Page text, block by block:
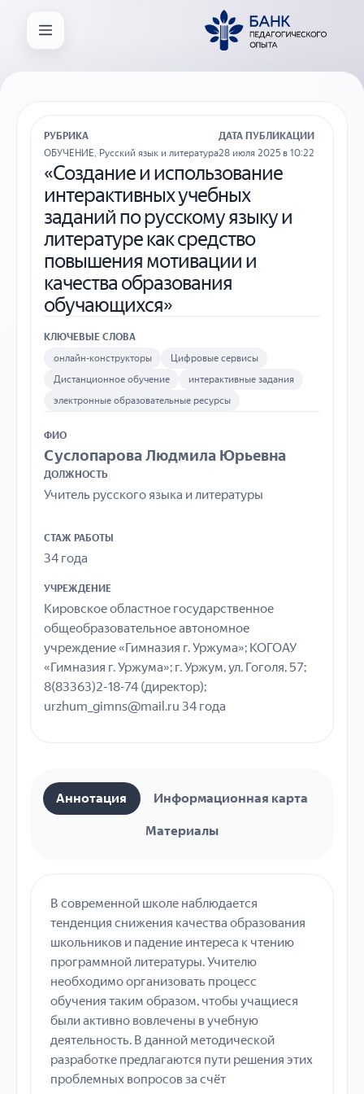
ФИО
Суслопарова Людмила Юрьевна
ДОЛЖНОСТЬ
Учитель русского языка и литературы
СТАЖ РАБОТЫ
34 года
УЧРЕЖДЕНИЕ
Кировское областное государственное
общеобразовательное автономное
учреждение «Гимназия г. Уржума»; КОГОАУ
«Гимназия г. Уржума»; г. Уржум, ул. Гоголя, 57;
8(83363)2-18-74 (директор);
urzhum_gimns@mail.ru 34 года
РУБРИКА
ОБУЧЕНИЕ, Русский язык и литература
ДАТА ПУБЛИКАЦИИ
28 июля 2025 в 10:22
«Создание и использование
интерактивных учебных
заданий по русскому языку и
литературе как средство
повышения мотивации и
качества образования
обучающихся»
КЛЮЧЕВЫЕ СЛОВА
онлайн-конструкторы
Цифровые сервисы
Дистанционное обучение
интерактивные задания
электронные образовательные ресурсы
Аннотация Информационная карта
Материалы
В современной школе наблюдается
тенденция снижения качества образования
школьников и падение интереса к чтению
программной литературы. Учителю
необходимо организовать процесс
обучения таким образом, чтобы учащиеся
были активно вовлечены в учебную
деятельность. В данной методической
разработке предлагаются пути решения этих
проблемных вопросов за счёт